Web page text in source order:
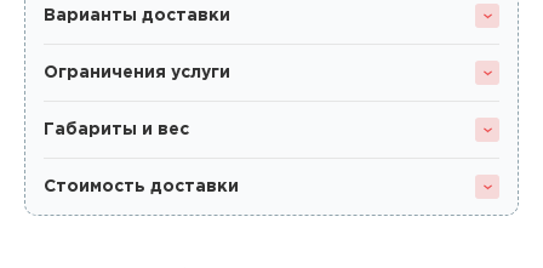
Варианты доставки
Ограничения услуги
Габариты и вес
Стоимость доставки